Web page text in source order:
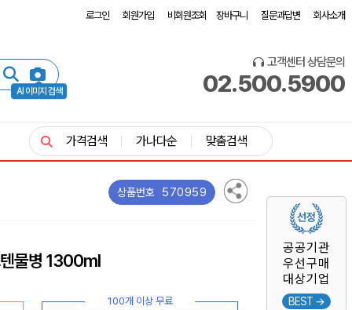
로그인 회원가입 비회원조회 장바구니 질문과답변 회사소개
AI 이미지 검색
고객센터 상담문의
02.500.5900
공공기관
우선구매
대상기업
BEST →
가격검색 가나다순 맞춤검색
상품번호 570959
물병 1300ml
100개 이상 무료